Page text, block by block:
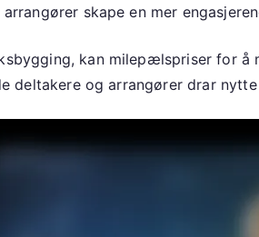
skape en mer
kan milepælspriser for
deltakere og arrangører drar